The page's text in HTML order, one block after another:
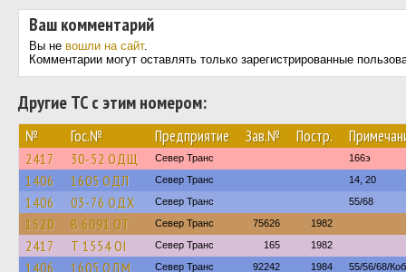
Ваш комментарий
Вы не вошли на сайт.
Комментарии могут оставлять только зарегистрированные
Другие ТС с этим номером:
№ Гос.№ Предприятие Зав.№ Постр.
2417 30-52 ОДЩ Север Транс 166э
1406 1605 ОДЛ Север Транс 14, 20
1406 03-76 ОДХ Север Транс 55/68
1520 В 6091 ОТ Север Транс 75626 1982
2417 Т 1554 ОІ Север Транс 165 1982
1406 1605 ОДМ Север Транс 92242 1984 55/56/68/